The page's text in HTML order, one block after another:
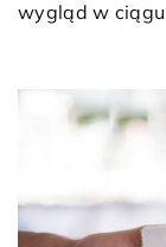
wygląd w